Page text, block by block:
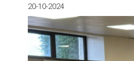
20-10-2024